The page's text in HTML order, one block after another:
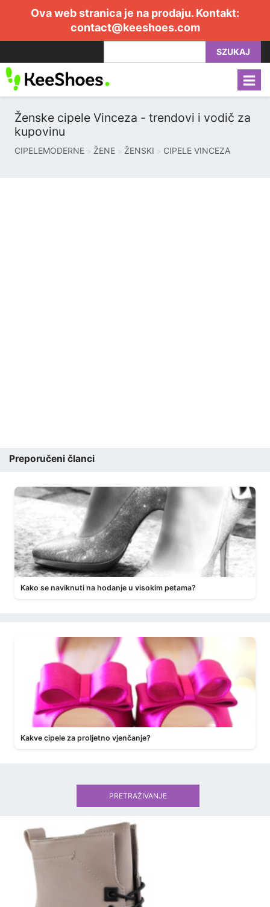
Ova web stranica je na prodaju. Kontakt:
contact@keeshoes.com
SZUKAJ
Ženske cipele Vinceza - trendovi i vodič za
kupovinu
CIPELEMODERNE ŽENE ŽENSKI CIPELE VINCEZA
Preporučeni članci
Kako se naviknuti na hodanje u visokim petama?
Kakve cipele za proljetno vjenčanje?
PRETRAŽIVANJE